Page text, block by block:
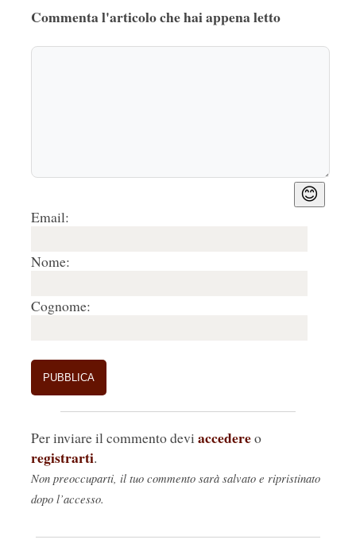
Commenta l'articolo che hai appena letto
😊
Email:
Nome:
Cognome:
Per inviare il commento devi accedereo
registrarti.
Non preoccuparti, il tuo commento sarà salvato e ripristinato
dopo l’accesso.